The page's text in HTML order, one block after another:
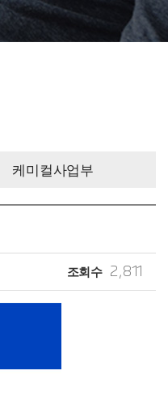
케미컬사업부
조회수 2,811